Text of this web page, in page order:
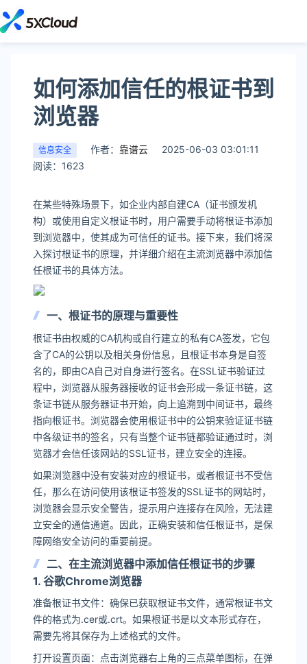
如何添加信任的根证书到
浏览器
信息安全 作者： 靠谱云
2025-06-03 03:01:11
阅读：1623
在某些特殊场景下，如企业内部自建CA（证书颁发机
构）或使用自定义根证书时，用户需要手动将根证书添加
到浏览器中，使其成为可信任的证书。接下来，我们将深
入探讨根证书的原理，并详细介绍在主流浏览器中添加信
任根证书的具体方法。
一、根证书的原理与重要性
根证书由权威的CA机构或自行建立的私有CA签发，它包
含了CA的公钥以及相关身份信息，且根证书本身是自签
名的，即由CA自己对自身进行签名。在SSL证书验证过
程中，浏览器从服务器接收的证书会形成一条证书链，这
条证书链从服务器证书开始，向上追溯到中间证书，最终
指向根证书。浏览器会使用根证书中的公钥来验证证书链
中各级证书的签名，只有当整个证书链都验证通过时，浏
览器才会信任该网站的SSL证书，建立安全的连接。
如果浏览器中没有安装对应的根证书，或者根证书不受信
任，那么在访问使用该根证书签发的SSL证书的网站时，
浏览器会显示安全警告，提示用户连接存在风险，无法建
立安全的通信通道。因此，正确安装和信任根证书，是保
障网络安全访问的重要前提。
二、在主流浏览器中添加信任根证书的步骤
1. 谷歌Chrome浏览器
准备根证书文件：确保已获取根证书文件，通常根证书文
件的格式为.cer或.crt。如果根证书是以文本形式存在，
需要先将其保存为上述格式的文件。
打开设置页面：点击浏览器右上角的三点菜单图标，在弹